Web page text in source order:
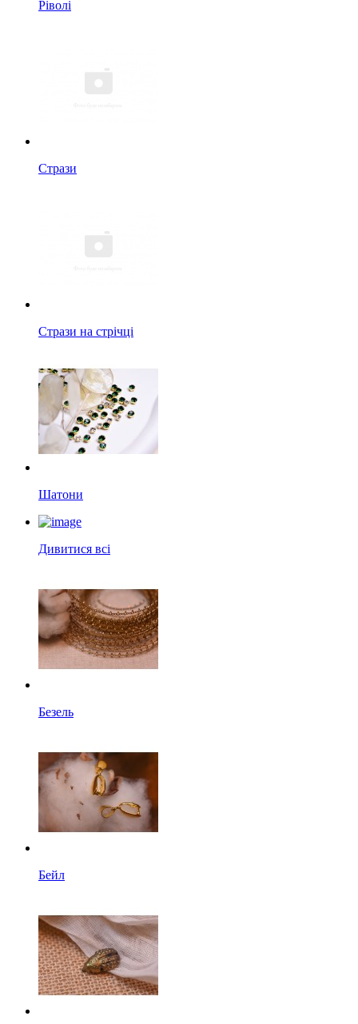
Ріволі
Стрази
Стрази на стрічці
Шатони
Дивитися всі
Безель
Бейл